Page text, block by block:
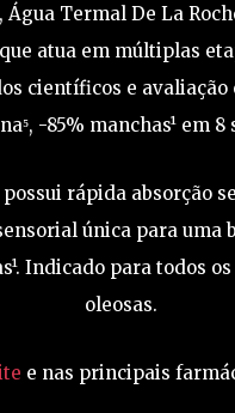
Termal De La
atua em múltiplas
científicos e
-85% manchas¹ em
rápida absorção
única para uma
Indicado para todos
oleosas.
e nas principais